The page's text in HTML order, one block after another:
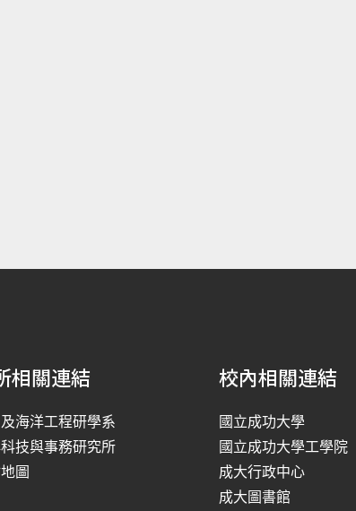
相關連結
海洋工程研學系
技與事務研究所
圖
校內相關連結
國立成功大學
國立成功大學工學院
成大行政中心
成大圖書館